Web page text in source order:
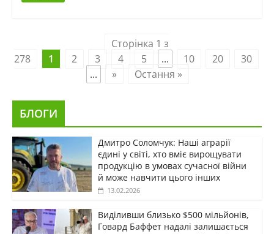
Сторінка 1 з
278
1 2 3 4 5 ... 10 20
30
...
» Остання »
БЛОГИ
Дмитро Соломчук: Наші аграрії
єдині у світі, хто вміє вирощувати
продукцію в умовах сучасної війни
й може навчити цього інших
13.02.2026
Виділивши близько $500 мільйонів,
Говард Баффет надалі залишається